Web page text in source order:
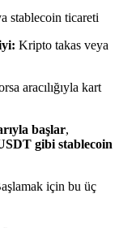
tadını çıkarın
stablecoin ticareti
Kripto takas veya
aracılığıyla kart
başlar,
gibi stablecoin
için bu üç